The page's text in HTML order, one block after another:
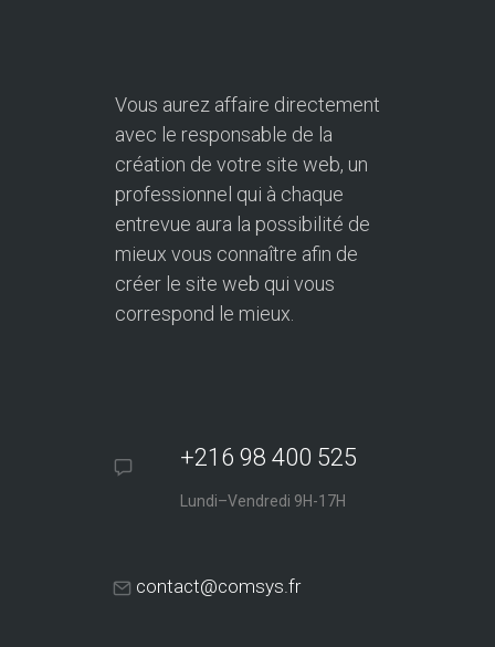
Vous aurez affaire directement
avec le responsable de la
création de votre site web, un
professionnel qui à chaque
entrevue aura la possibilité de
mieux vous connaître afin de
créer le site web qui vous
correspond le mieux.
+216 98 400 525
Lundi–Vendredi 9H-17H
contact@comsys.fr